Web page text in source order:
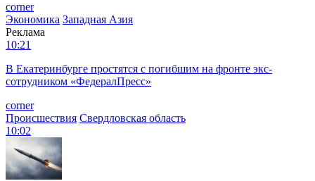
corner
Экономика Западная Азия
Реклама
10:21
В Екатеринбурге простятся с погибшим на фронте экс-
сотрудником «ФедералПресс»
corner
Происшествия Свердловская область
10:02